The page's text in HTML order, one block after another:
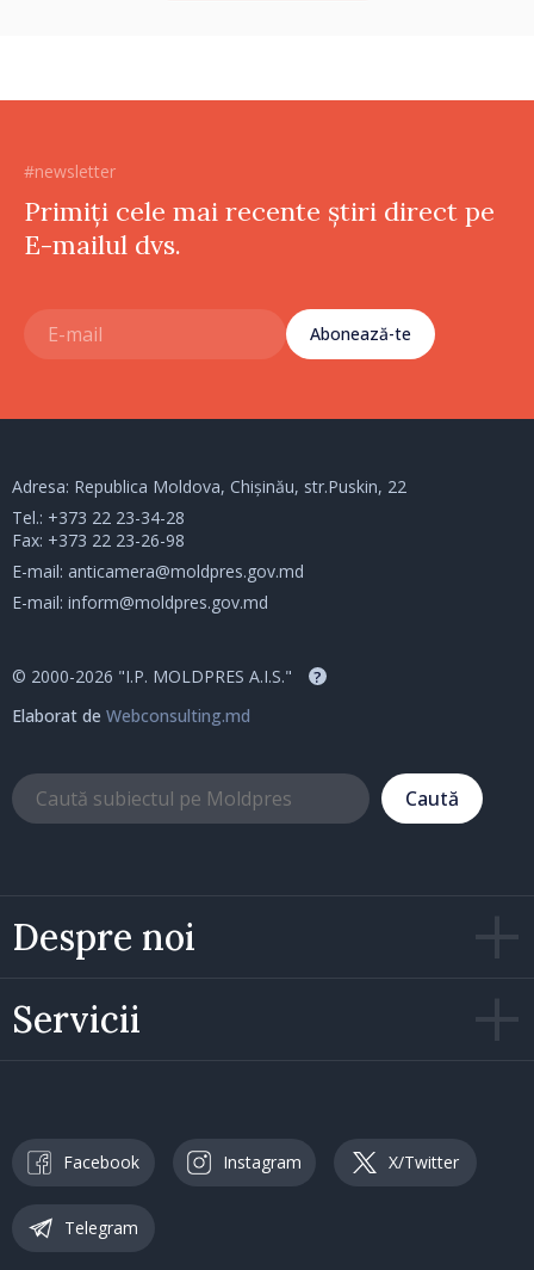
#newsletter
Primiți cele mai recente știri direct pe
E-mailul dvs.
Abonează-te
Despre noi
Servicii
Adresa: Republica Moldova, Chișinău, str.Puskin, 22
Tel.: +373 22 23-34-28
Fax: +373 22 23-26-98
E-mail: anticamera@moldpres.gov.md
E-mail: inform@moldpres.gov.md
© 2000-2026 "I.P. MOLDPRES A.I.S." ?
Elaborat de Webconsulting.md
Caută
Facebook Instagram X/Twitter
Telegram